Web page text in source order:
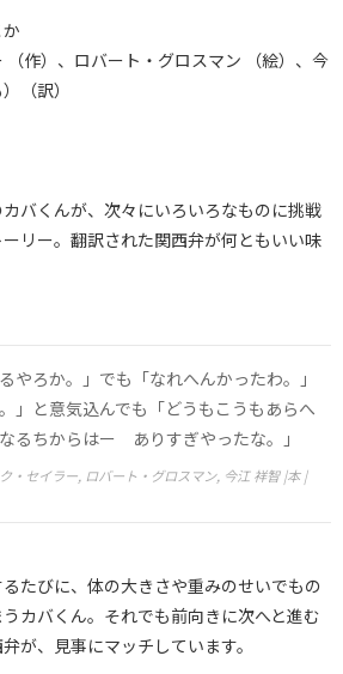
作）、ロバート・グロスマン （絵）、今
（訳）
バくんが、次々にいろいろなものに挑戦
リー。翻訳された関西弁が何ともいい味
やろか。」でも「なれへんかったわ。」
」と意気込んでも「どうもこうもあらへ
るちからはー ありすぎやったな。」
・セイラー, ロバート・グロスマン, 今江 祥智 |本 |
たびに、体の大きさや重みのせいでもの
カバくん。それでも前向きに次へと進む
が、見事にマッチしています。